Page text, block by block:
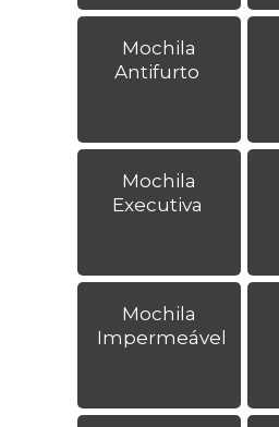
Mochila
Antifurto
Mochila
Executiva
Mochila
Impermeável